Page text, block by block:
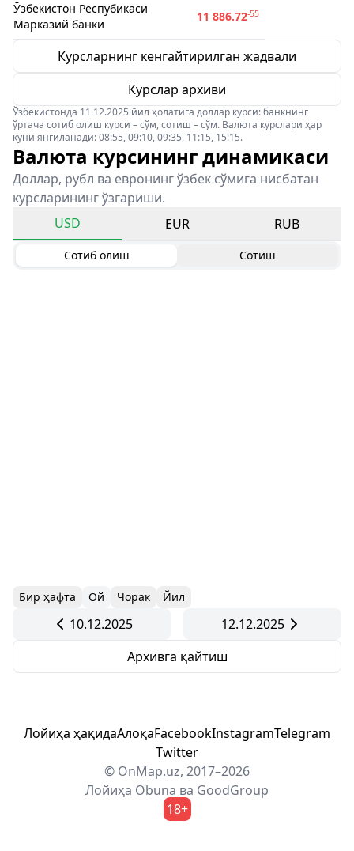
Ўзбекистон Респубикаси
Марказий банки
11 886.72-55
Курсларнинг кенгайтирилган жадвали
Курслар архиви
Ўзбекистонда 11.12.2025 йил ҳолатига доллар курси: банкнинг
ўртача сотиб олиш курси – сўм, сотиш – сўм. Валюта курслари ҳар
куни янгиланади: 08:55, 09:10, 09:35, 11:15, 15:15.
Валюта курсининг динамикаси
Доллар, рубл ва евронинг ўзбек сўмига нисбатан
курсларининг ўзгариши.
USD
EUR RUB
Сотиб олиш Сотиш
Бир ҳафта Ой Чорак Йил
10.12.2025
12.12.2025
Архивга қайтиш
Лойиҳа ҳақидаАлоқаFacebookInstagramTelegram
Twitter
© OnMap.uz, 2017–2026
Лойиҳа Obuna ва GoodGroup
18+